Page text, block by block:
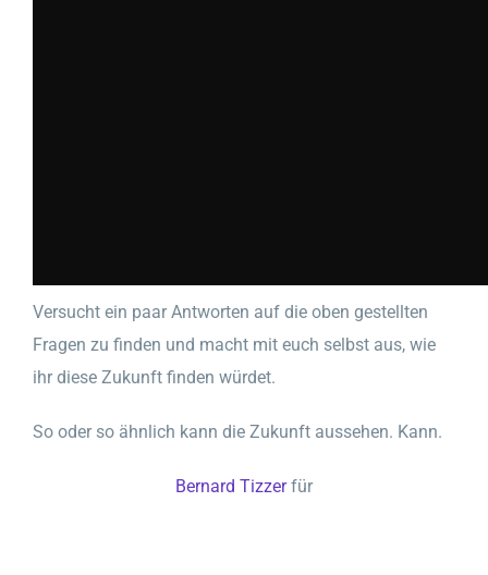
Versucht ein paar Antworten auf die oben gestellten
Fragen zu finden und macht mit euch selbst aus, wie
ihr diese Zukunft finden würdet.
So oder so ähnlich kann die Zukunft aussehen. Kann.
Bernard Tizzerfür